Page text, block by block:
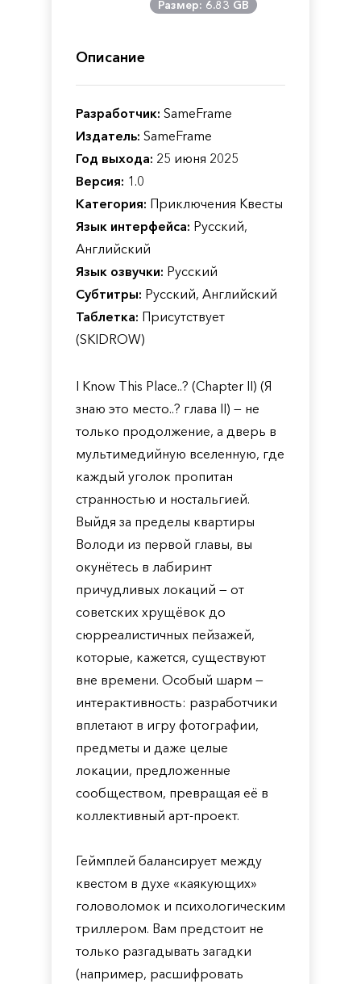
Размер: 6.83 GB
Описание
Разработчик: SameFrame
Издатель: SameFrame
Год выхода: 25 июня 2025
Версия: 1.0
Категория: Приключения Квесты
Язык интерфейса: Русский,
Английский
Язык озвучки: Русский
Субтитры: Русский, Английский
Таблетка: Присутствует
(SKIDROW)
I Know This Place..? (Chapter II) (Я
знаю это место..? глава II) — не
только продолжение, а дверь в
мультимедийную вселенную, где
каждый уголок пропитан
странностью и ностальгией.
Выйдя за пределы квартиры
Володи из первой главы, вы
окунётесь в лабиринт
причудливых локаций — от
советских хрущёвок до
сюрреалистичных пейзажей,
которые, кажется, существуют
вне времени. Особый шарм —
интерактивность: разработчики
вплетают в игру фотографии,
предметы и даже целые
локации, предложенные
сообществом, превращая её в
коллективный арт-проект.
Геймплей балансирует между
квестом в духе «каякующих»
головоломок и психологическим
триллером. Вам предстоит не
только разгадывать загадки
(например, расшифровать